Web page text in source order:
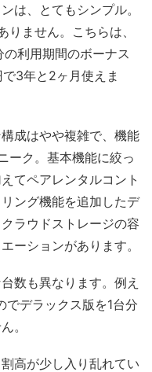
は、とてもシンプル。
ません。こちらは、
利用期間のボーナス
3年と2ヶ月使えま
成はやや複雑で、機能
ーク。基本機能に絞っ
てペアレンタルコント
ング機能を追加したデ
ラウドストレージの容
ーションがあります。
数も異なります。例え
でデラックス版を1台分
。
高が少し入り乱れてい